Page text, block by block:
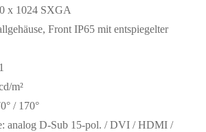
x 1024 SXGA
Front IP65 mit entspiegelter
m²
/ 170°
analog D-Sub 15-pol. / DVI / HDMI /